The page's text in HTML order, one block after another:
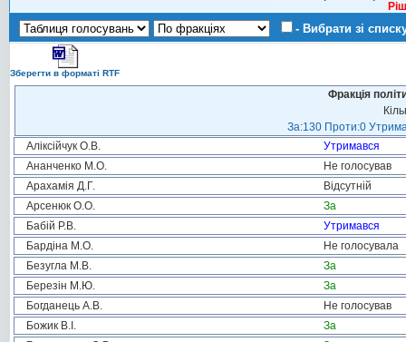
- Вибрати зі
Зберегти в форматі RTF
Фракція
За:130 Проти:0
Аліксійчук О.В.
Утримався
Ананченко М.О.
Не голосував
Арахамія Д.Г.
Відсутній
Арсенюк О.О.
За
Бабій Р.В.
Утримався
Бардіна М.О.
Не голосувала
Безугла М.В.
За
Березін М.Ю.
За
Богданець А.В.
Не голосував
Божик В.І.
За